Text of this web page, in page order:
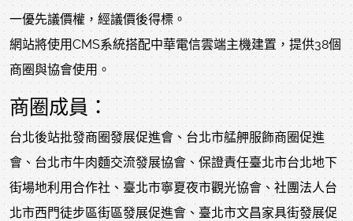
一優先議價權，經議價後得標。
網站將使用CMS系統搭配中華電信雲端主機建置，提供38個
商圈與協會使用。
商圈成員：
台北後站批發商圈發展促進會、台北市艋舺服飾商圈促進
會、台北市牛肉麵交流發展協會、保證責任臺北市台北地下
街場地利用合作社、臺北市寧夏夜市觀光協會、社團法人台
北市西門徒步區街區發展促進會、臺北市文昌家具街發展促